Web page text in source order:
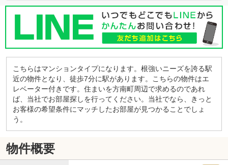
こちらはマンションタイプになります。根強いニーズを誇る駅
近の物件となり、徒歩7分に駅があります。こちらの物件はエ
レベーター付きです。住まいを方南町周辺で求めるのであれ
ば、当社でお部屋探しを行ってください。当社でなら、きっと
お客様の希望条件にマッチしたお部屋が見つかることでしょ
う。
物件概要